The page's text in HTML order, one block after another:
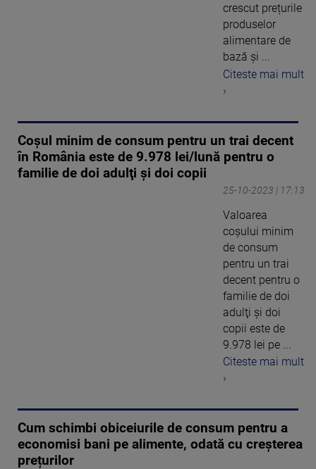
crescut prețurile
produselor
alimentare de
bază și ...
Citeste mai mult
›
Coşul minim de consum pentru un trai decent
în România este de 9.978 lei/lună pentru o
familie de doi adulţi şi doi copii
25-10-2023 | 17:13
Valoarea
coşului minim
de consum
pentru un trai
decent pentru o
familie de doi
adulţi şi doi
copii este de
9.978 lei pe ...
Citeste mai mult
›
Cum schimbi obiceiurile de consum pentru a
economisi bani pe alimente, odată cu creșterea
prețurilor